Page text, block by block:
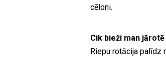
cēloni.
Cik bieži man
Riepu rotācija palīdz